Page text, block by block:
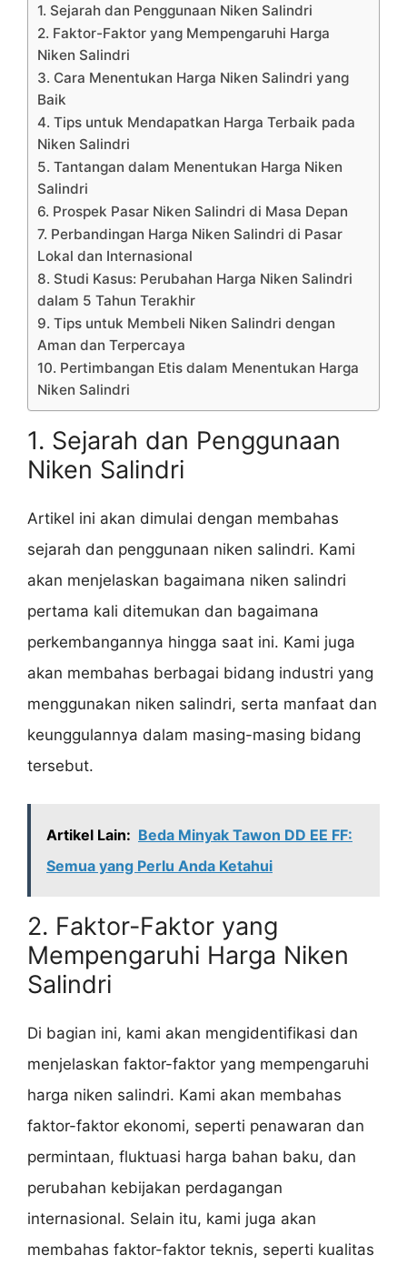
1. Sejarah dan Penggunaan Niken Salindri
2. Faktor-Faktor yang Mempengaruhi Harga
Niken Salindri
3. Cara Menentukan Harga Niken Salindri yang
Baik
4. Tips untuk Mendapatkan Harga Terbaik pada
Niken Salindri
5. Tantangan dalam Menentukan Harga Niken
Salindri
6. Prospek Pasar Niken Salindri di Masa Depan
7. Perbandingan Harga Niken Salindri di Pasar
Lokal dan Internasional
8. Studi Kasus: Perubahan Harga Niken Salindri
dalam 5 Tahun Terakhir
9. Tips untuk Membeli Niken Salindri dengan
Aman dan Terpercaya
10. Pertimbangan Etis dalam Menentukan Harga
Niken Salindri
1. Sejarah dan Penggunaan
Niken Salindri
Artikel ini akan dimulai dengan membahas
sejarah dan penggunaan niken salindri. Kami
akan menjelaskan bagaimana niken salindri
pertama kali ditemukan dan bagaimana
perkembangannya hingga saat ini. Kami juga
akan membahas berbagai bidang industri yang
menggunakan niken salindri, serta manfaat dan
keunggulannya dalam masing-masing bidang
tersebut.
Artikel Lain: Beda Minyak Tawon DD EE FF:
Semua yang Perlu Anda Ketahui
2. Faktor-Faktor yang
Mempengaruhi Harga Niken
Salindri
Di bagian ini, kami akan mengidentifikasi dan
menjelaskan faktor-faktor yang mempengaruhi
harga niken salindri. Kami akan membahas
faktor-faktor ekonomi, seperti penawaran dan
permintaan, fluktuasi harga bahan baku, dan
perubahan kebijakan perdagangan
internasional. Selain itu, kami juga akan
membahas faktor-faktor teknis, seperti kualitas